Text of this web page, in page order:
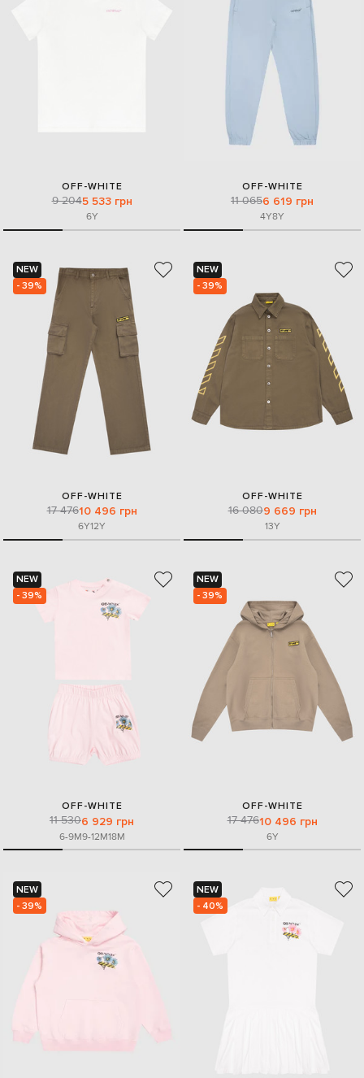
OFF-WHITE
9 2045 533 грн
6Y
OFF-WHITE
11 0656 619 грн
4Y8Y
NEW
- 39%
OFF-WHITE
17 47610 496 грн
6Y12Y
NEW
- 39%
OFF-WHITE
16 0809 669 грн
13Y
NEW
- 39%
OFF-WHITE
11 5306 929 грн
6-9M9-12M18M
NEW
- 39%
OFF-WHITE
17 47610 496 грн
6Y
NEW
- 39%
NEW
- 40%